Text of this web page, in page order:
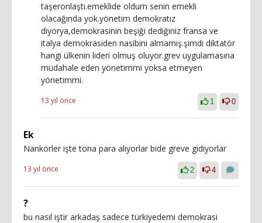
taşeronlaştı.emeklide oldum senin emekli
olacağında yok.yönetim demokratız
diyorya,demokrasinin beşiği dediğiniz fransa ve
italya demokrasiden nasibini almamış.şimdi diktatör
hangi ülkenin lideri olmuş oluyor.grev uygulamasına
müdahale eden yönetimmi yoksa etmeyen
yönetimmi.
13 yıl önce 1 0
Ek
Nankörler işte tona para alıyorlar bide greve gidiyorlar
13 yıl önce 2 4
?
bu nasıl iştir arkadaş sadece türkiyedemi demokrasi